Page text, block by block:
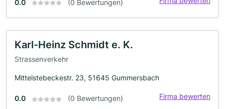
0.0 (0 Bewertungen)
Karl-Heinz Schmidt e. K.
Strassenverkehr
Mittelstebeckestr. 23, 51645 Gummersbach
0.0 (0 Bewertungen) Firma bewerten